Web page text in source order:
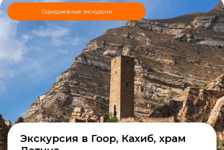
Однодневные экскурсии
Экскурсия в Гоор, Кахиб, храм